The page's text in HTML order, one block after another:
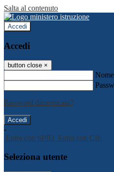
Salta al contenuto
Accedi
Accedi
button close ×
Password dimenticata?
-
Entra con SPID Entra con CIE
Seleziona utente